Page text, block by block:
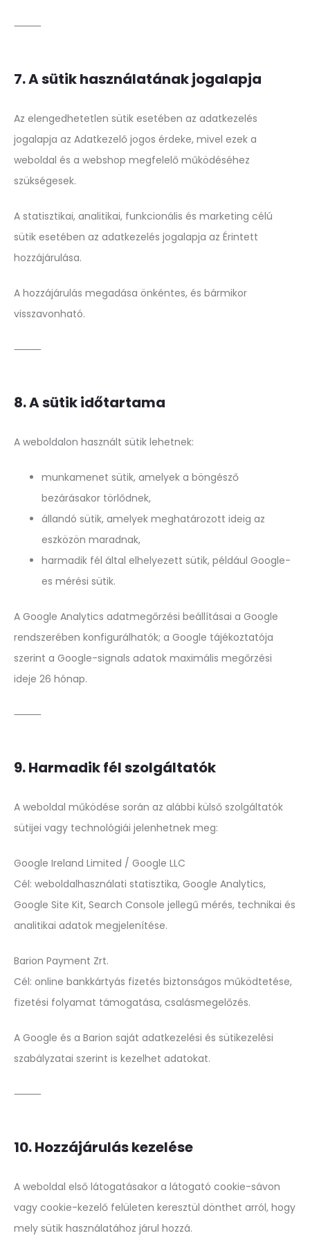
⸻
7. A sütik használatának jogalapja
Az elengedhetetlen sütik esetében az adatkezelés
jogalapja az Adatkezelő jogos érdeke, mivel ezek a
weboldal és a webshop megfelelő működéséhez
szükségesek.
A statisztikai, analitikai, funkcionális és marketing célú
sütik esetében az adatkezelés jogalapja az Érintett
hozzájárulása.
A hozzájárulás megadása önkéntes, és bármikor
visszavonható.
⸻
8. A sütik időtartama
A weboldalon használt sütik lehetnek:
munkamenet sütik, amelyek a böngésző
bezárásakor törlődnek,
állandó sütik, amelyek meghatározott ideig az
eszközön maradnak,
harmadik fél által elhelyezett sütik, például Google-
es mérési sütik.
A Google Analytics adatmegőrzési beállításai a Google
rendszerében konfigurálhatók; a Google tájékoztatója
szerint a Google-signals adatok maximális megőrzési
ideje 26 hónap.
⸻
9. Harmadik fél szolgáltatók
A weboldal működése során az alábbi külső szolgáltatók
sütijei vagy technológiái jelenhetnek meg:
Google Ireland Limited / Google LLC
Cél: weboldalhasználati statisztika, Google Analytics,
Google Site Kit, Search Console jellegű mérés, technikai és
analitikai adatok megjelenítése.
Barion Payment Zrt.
Cél: online bankkártyás fizetés biztonságos működtetése,
fizetési folyamat támogatása, csalásmegelőzés.
A Google és a Barion saját adatkezelési és sütikezelési
szabályzatai szerint is kezelhet adatokat.
⸻
10. Hozzájárulás kezelése
A weboldal első látogatásakor a látogató cookie-sávon
vagy cookie-kezelő felületen keresztül dönthet arról, hogy
mely sütik használatához járul hozzá.